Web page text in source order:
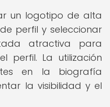
un logotipo de alta
perfil y seleccionar
atractiva para
perfil. La utilización
en la biografía
la visibilidad y el